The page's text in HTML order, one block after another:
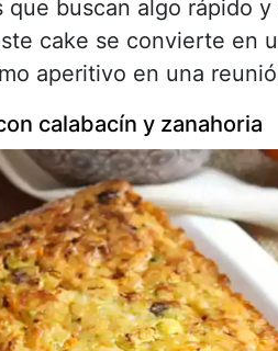
que buscan algo rápido
cake se convierte en
aperitivo en una
calabacín y zanahoria